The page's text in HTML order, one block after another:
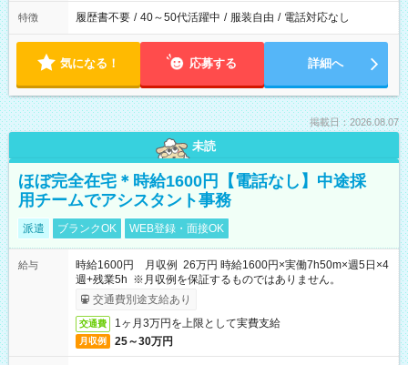
特徴 履歴書不要 / 40～50代活躍中 / 服装自由 / 電話対応なし
気になる！ 応募する 詳細へ
掲載日：2026.08.07
未読
ほぼ完全在宅＊時給1600円【電話なし】中途採
用チームでアシスタント事務
派遣 ブランクOK WEB登録・面接OK
給与
時給1600円 月収例 26万円 時給1600円×実働7h50m×週5日×4
週+残業5h ※月収例を保証するものではありません。
交通費別途支給あり
交通費 1ヶ月3万円を上限として実費支給
月収例 25～30万円